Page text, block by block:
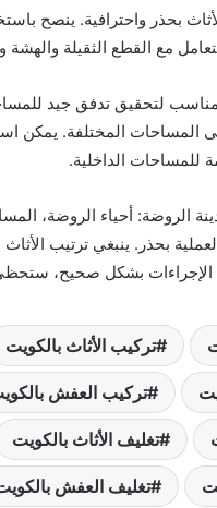
بحذر واحترافية. ينصح
مع القطع الثقيلة
لتحقيق تدفق جيد
المساحات المختلفة. يمكن
للمساحات الداخلية.
الروضة: أحياء الروضة،
العملية بحذر. ينبغي ترتيب
الإجراءات بشكل صحيح،
تركيب الأثاث بالكويت
تركيب العفش
تغليف الأثاث بالكويت
تغليف العفش